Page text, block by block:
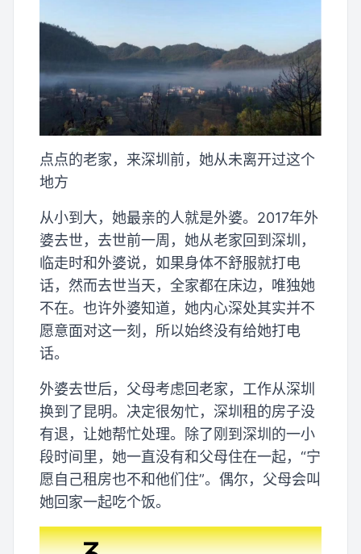
点点的老家，来深圳前，她从未离开过这个
地方
从小到大，她最亲的人就是外婆。2017年外
婆去世，去世前一周，她从老家回到深圳，
临走时和外婆说，如果身体不舒服就打电
话，然而去世当天，全家都在床边，唯独她
不在。也许外婆知道，她内心深处其实并不
愿意面对这一刻，所以始终没有给她打电
话。
外婆去世后，父母考虑回老家，工作从深圳
换到了昆明。决定很匆忙，深圳租的房子没
有退，让她帮忙处理。除了刚到深圳的一小
段时间里，她一直没有和父母住在一起，“宁
愿自己租房也不和他们住”。偶尔，父母会叫
她回家一起吃个饭。